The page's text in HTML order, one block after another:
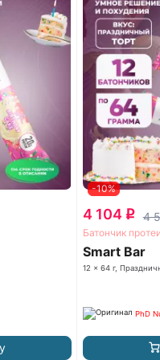
-10%
4 104 q 4
Батончик
Smart Bar
12 x 64 г,
PhD